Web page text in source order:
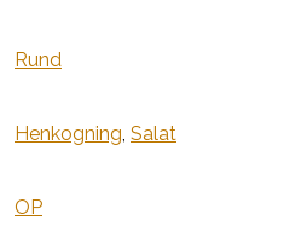
Rund
Henkogning, Salat
OP